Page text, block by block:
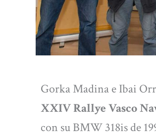
Gorka Madina e Ibai
XXIV Rallye Vasco
con su BMW 318is de